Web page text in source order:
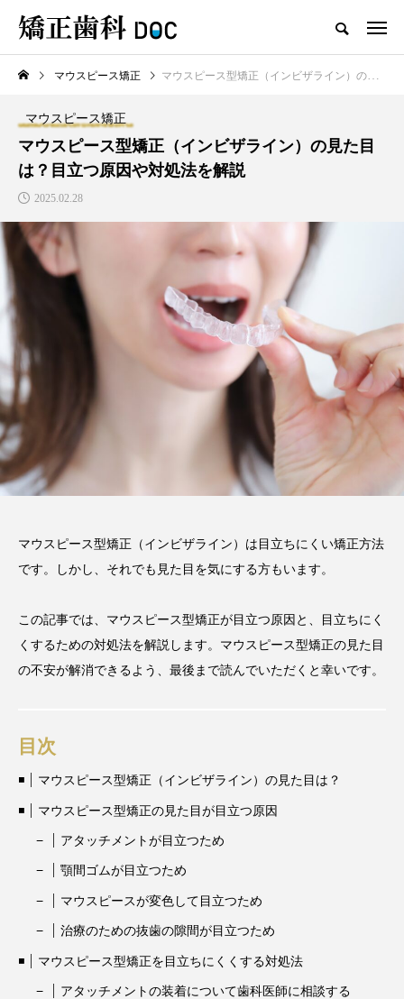
TOP ワイヤー矯正 マウスピース矯正
新着記事
ワイヤー矯正
テスト用_東京都おすすめの矯
正歯科の名医28人
2026.06.12
マウスピース型矯正治療後に
保定は必要?リテーナーの装着
期間や時間、注意点も解説
2025.12.07
注目のトピック
おすすめ名医一覧 コラム
マウスピース矯正 治療
マウスピース矯正 マウスピース型矯正（インビザライン）の見た目は？目立つ原因や対処法を解説
マウスピース矯正
マウスピース型矯正（インビザライン）の見た目
は？目立つ原因や対処法を解説
2025.02.28
マウスピース型矯正（インビザライン）は目立ちにくい矯正方法
です。しかし、それでも見た目を気にする方もいます。
この記事では、マウスピース型矯正が目立つ原因と、目立ちにく
くするための対処法を解説します。マウスピース型矯正の見た目
の不安が解消できるよう、最後まで読んでいただくと幸いです。
目次
マウスピース型矯正（インビザライン）の見た目は？
マウスピース型矯正の見た目が目立つ原因
アタッチメントが目立つため
顎間ゴムが目立つため
マウスピースが変色して目立つため
治療のための抜歯の隙間が目立つため
マウスピース型矯正を目立ちにくくする対処法
アタッチメントの装着について歯科医師に相談する